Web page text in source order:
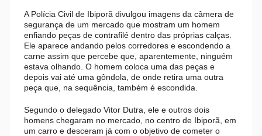
A Polícia Civil de Ibiporã divulgou imagens da câmera de
segurança de um mercado que mostram um homem
enfiando peças de contrafilé dentro das próprias calças.
Ele aparece andando pelos corredores e escondendo a
carne assim que percebe que, aparentemente, ninguém
estava olhando. O homem coloca uma das peças e
depois vai até uma gôndola, de onde retira uma outra
peça que, na sequência, também é escondida.
Segundo o delegado Vitor Dutra, ele e outros dois
homens chegaram no mercado, no centro de Ibiporã, em
um carro e desceram já com o objetivo de cometer o